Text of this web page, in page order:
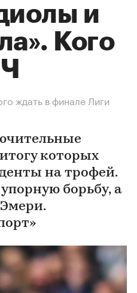
и
Кого
ждать в финале Лиги
которых
на трофей.
борьбу, а